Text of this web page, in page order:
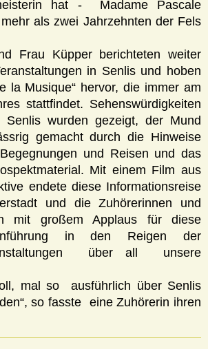
hat - Madame Pascale
als zwei Jahrzehnten der Fels
Frau Küpper berichteten weiter
in Senlis und hoben
la Musique“ hervor, die immer am
stattfindet. Sehenswürdigkeiten
wurden gezeigt, der Mund
gemacht durch die Hinweise
und Reisen und das
Mit einem Film aus
endete diese Informationsreise
und die Zuhörerinnen und
mit großem Applaus für diese
in den Reigen der
über all unsere
mal so ausführlich über Senlis
so fasste eine Zuhörerin ihren